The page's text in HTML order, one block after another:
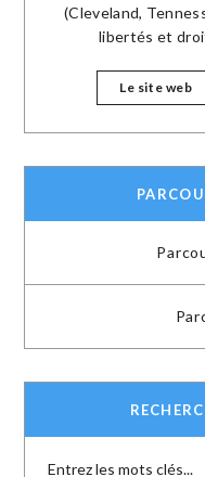
(Cleveland,
libertés et
Le site web